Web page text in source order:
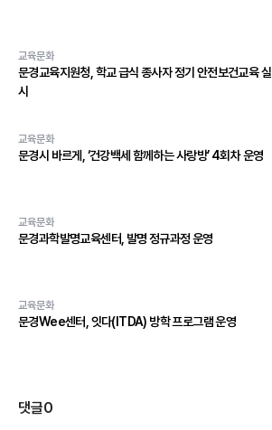
교육문화
문경교육지원청, 학교 급식 종사자 정기 안전보건교육 실
시
교육문화
문경시 바르게, ‘건강백세 함께하는 사랑방’ 4회차 운영
교육문화
문경과학발명교육센터, 발명 정규과정 운영
교육문화
문경Wee센터, 잇다(ITDA) 방학 프로그램 운영
댓글0